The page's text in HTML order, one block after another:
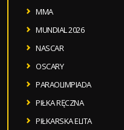
MMA
MUNDIAL 2026
NASCAR
OSCARY
PARAOLIMPIADA
PIŁKA RĘCZNA
PIŁKARSKA ELITA